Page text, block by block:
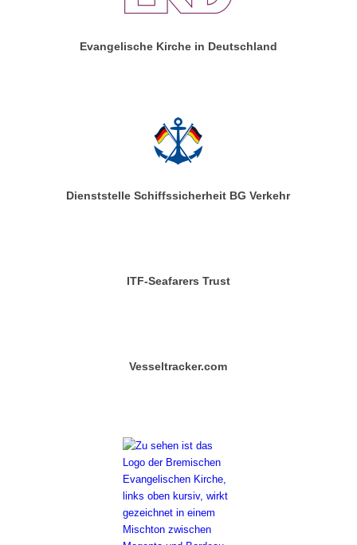
Evangelische Kirche in Deutschland
Dienststelle Schiffssicherheit BG Verkehr
ITF-Seafarers Trust
Vesseltracker.com